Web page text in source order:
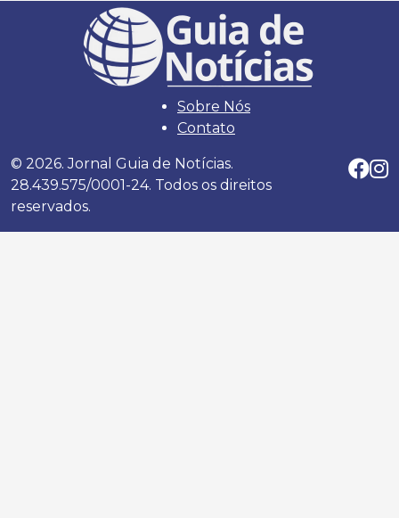
Sobre Nós
Contato
© 2026. Jornal Guia de Notícias.
28.439.575/0001-24. Todos os direitos
reservados.